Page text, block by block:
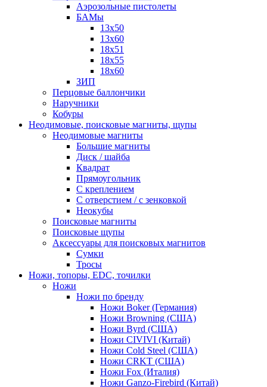
Аэрозольные пистолеты
БАМы
13х50
13х60
18х51
18х55
18х60
ЗИП
Перцовые баллончики
Наручники
Кобуры
Неодимовые, поисковые магниты, щупы
Неодимовые магниты
Большие магниты
Диск / шайба
Квадрат
Прямоугольник
С креплением
С отверстием / с зенковкой
Неокубы
Поисковые магниты
Поисковые щупы
Аксессуары для поисковых магнитов
Сумки
Тросы
Ножи, топоры, EDC, точилки
Ножи
Ножи по бренду
Ножи Boker (Германия)
Ножи Browning (США)
Ножи Byrd (США)
Ножи CIVIVI (Китай)
Ножи Cold Steel (США)
Ножи CRKT (США)
Ножи Fox (Италия)
Ножи Ganzo-Firebird (Китай)